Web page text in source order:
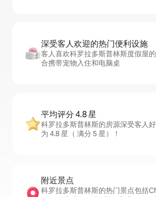
深受客人欢迎的热门便利设施
客人喜欢科罗拉多斯普林斯度假屋
合携带宠物入住和电脑桌
平均评分 4.8 星
科罗拉多斯普林斯的房源深受客人
为 4.8 星（ 满分 5 星）！
附近景点
科罗拉多斯普林斯的热门景点包括